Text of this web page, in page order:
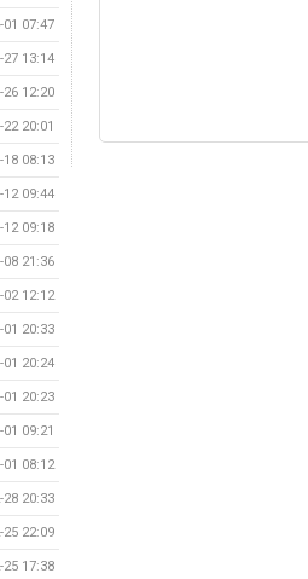
01 07:47
27 13:14
26 12:20
22 20:01
18 08:13
12 09:44
12 09:18
08 21:36
02 12:12
01 20:33
01 20:24
01 20:23
01 09:21
01 08:12
28 20:33
25 22:09
25 17:38